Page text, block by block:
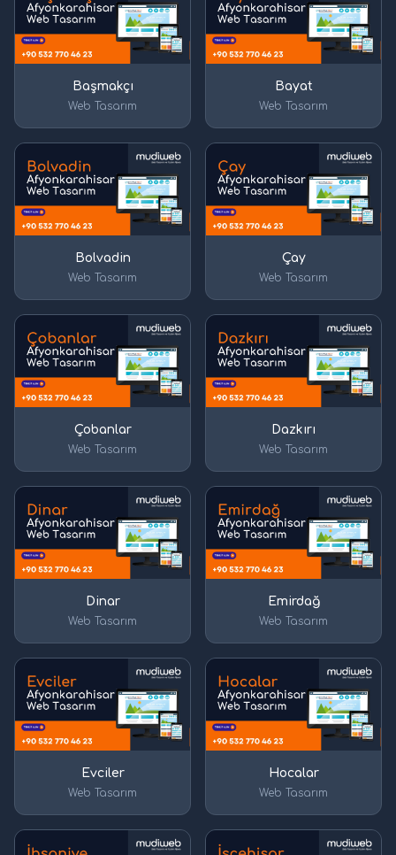
Başmakçı
Web Tasarım
Bayat
Web Tasarım
Bolvadin
Web Tasarım
Çay
Web Tasarım
Çobanlar
Web Tasarım
Dazkırı
Web Tasarım
Dinar
Web Tasarım
Emirdağ
Web Tasarım
Evciler
Web Tasarım
Hocalar
Web Tasarım